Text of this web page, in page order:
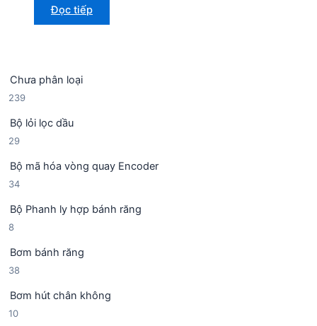
Chưa phân loại
2392
9
n
ẩ
Bộ lỏi lọc dầu
292
s
ả
p
m
Bộ mã hóa vòng quay Encoder
343
s
p
h
m
Bộ Phanh ly hợp bánh răng
88
ả
n
h
ẩ
Bơm bánh răng
383
s
Bơm hút chân không
101
Đọc tiếp